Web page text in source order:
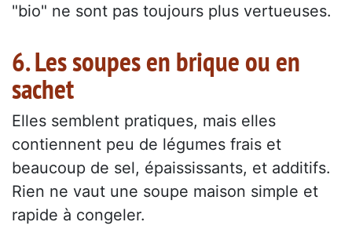
"bio" ne sont pas toujours plus vertueuses.
6. Les soupes en brique ou en
sachet
Elles semblent pratiques, mais elles
contiennent peu de légumes frais et
beaucoup de sel, épaississants, et additifs.
Rien ne vaut une soupe maison simple et
rapide à congeler.